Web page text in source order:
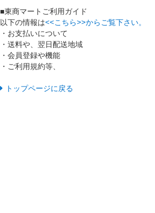
■東商マートご利用ガイド
以下の情報は<<こちら>>からご覧下さい。
・お支払いについて
・送料や、翌日配送地域
・会員登録や機能
・ご利用規約等、
トップページに戻る